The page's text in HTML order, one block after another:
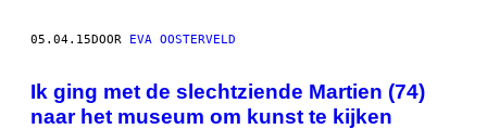
05.04.15DOOR EVA OOSTERVELD
Ik ging met de slechtziende Martien (74)
naar het museum om kunst te kijken